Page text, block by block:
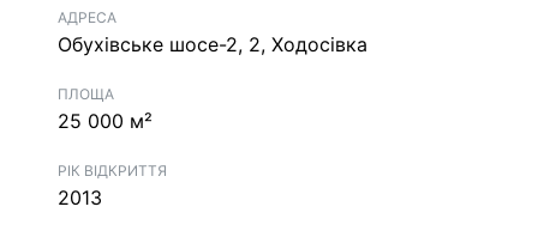
АДРЕСА
Обухівське шосе-2, 2, Ходосівка
ПЛОЩА
25 000 м²
РІК ВІДКРИТТЯ
2013